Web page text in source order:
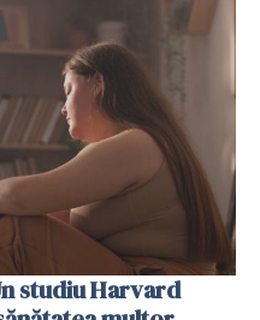
studiu Harvard